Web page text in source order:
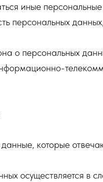
иные
о персональных
которые
осуществляется в